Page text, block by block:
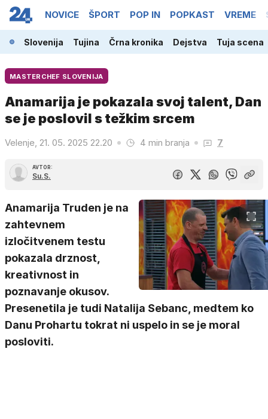
NOVICE ŠPORT POP IN POPKAST VREME
Slovenija Tujina Črna kronika Dejstva Tuja scena
MASTERCHEF SLOVENIJA
Anamarija je pokazala svoj talent, Dan
se je poslovil s težkim srcem
Velenje, 21. 05. 2025 22.20 4 min branja 7
AVTOR:
Su.S.
Anamarija Truden je na
zahtevnem
izločitvenem testu
pokazala drznost,
kreativnost in
poznavanje okusov.
Presenetila je tudi Natalija Sebanc, medtem ko
Danu Prohartu tokrat ni uspelo in se je moral
posloviti.